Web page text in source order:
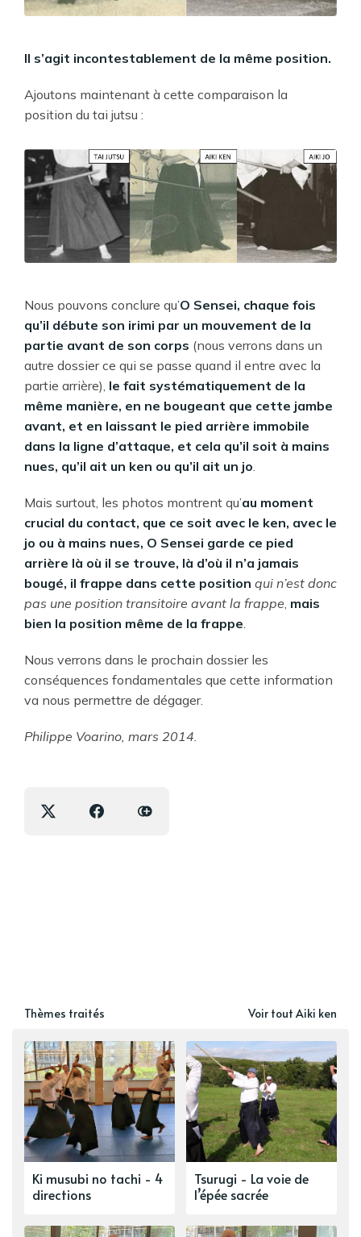
Il s’agit incontestablement de la même position.
Ajoutons maintenant à cette comparaison la
position du tai jutsu :
Nous pouvons conclure qu’O Sensei, chaque fois
qu’il débute son irimi par un mouvement de la
partie avant de son corps (nous verrons dans un
autre dossier ce qui se passe quand il entre avec la
partie arrière), le fait systématiquement de la
même manière, en ne bougeant que cette jambe
avant, et en laissant le pied arrière immobile
dans la ligne d’attaque, et cela qu’il soit à mains
nues, qu’il ait un ken ou qu’il ait un jo.
Mais surtout, les photos montrent qu’au moment
crucial du contact, que ce soit avec le ken, avec le
jo ou à mains nues, O Sensei garde ce pied
arrière là où il se trouve, là d’où il n’a jamais
bougé, il frappe dans cette position qui n’est donc
pas une position transitoire avant la frappe, mais
bien la position même de la frappe.
Nous verrons dans le prochain dossier les
conséquences fondamentales que cette information
va nous permettre de dégager.
Philippe Voarino, mars 2014.
Thèmes traités Voir tout Aiki ken
Ki musubi no tachi - 4
directions
Tsurugi - La voie de
l’épée sacrée